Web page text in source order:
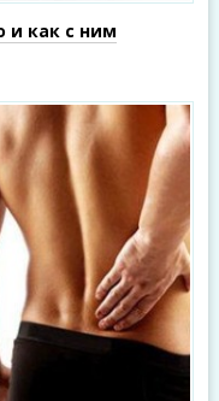
и как с ним